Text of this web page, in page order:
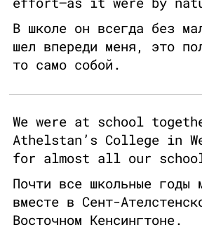
В школе он всегда без
шел впереди меня, это
то само собой.
We were at school
Athelstan’s College in
for almost all our
Почти все школьные годы
вместе в Сент-
Восточном Кенсингтоне.